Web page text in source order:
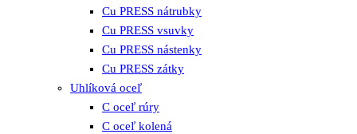
Cu PRESS nátrubky
Cu PRESS vsuvky
Cu PRESS nástenky
Cu PRESS zátky
Uhlíková oceľ
C oceľ rúry
C oceľ kolená